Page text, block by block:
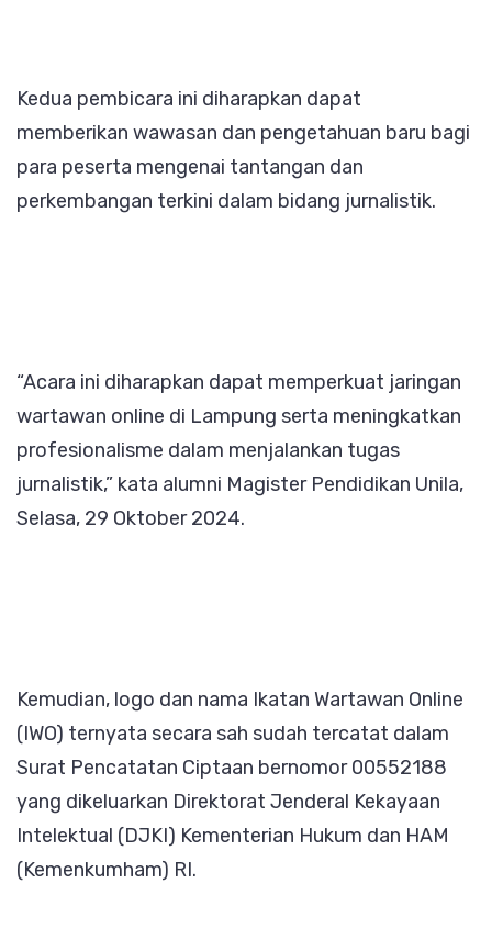
Kedua pembicara ini diharapkan dapat
memberikan wawasan dan pengetahuan baru bagi
para peserta mengenai tantangan dan
perkembangan terkini dalam bidang jurnalistik.
“Acara ini diharapkan dapat memperkuat jaringan
wartawan online di Lampung serta meningkatkan
profesionalisme dalam menjalankan tugas
jurnalistik,” kata alumni Magister Pendidikan Unila,
Selasa, 29 Oktober 2024.
Kemudian, logo dan nama Ikatan Wartawan Online
(IWO) ternyata secara sah sudah tercatat dalam
Surat Pencatatan Ciptaan bernomor 00552188
yang dikeluarkan Direktorat Jenderal Kekayaan
Intelektual (DJKI) Kementerian Hukum dan HAM
(Kemenkumham) RI.